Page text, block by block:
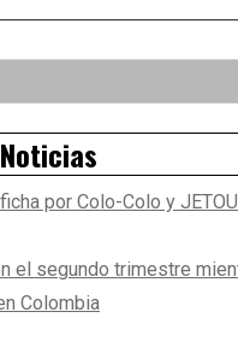
por Colo-Colo y
el segundo trimestre
Colombia